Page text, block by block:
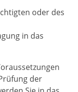
oder des
in das
der